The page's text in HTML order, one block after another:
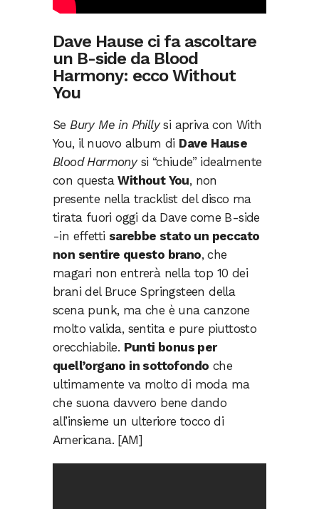
Dave Hause ci fa ascoltare
un B-side da Blood
Harmony: ecco Without
You
Se Bury Me in Phillysi apriva con With
You, il nuovo album di Dave Hause
Blood Harmonysi “chiude” idealmente
con questaWithout You, non
presente nella tracklist del disco ma
tirata fuori oggi da Dave come B-side
-in effetti sarebbe stato un peccato
non sentire questo brano, che
magari non entrerà nella top 10 dei
brani del Bruce Springsteen della
scena punk, ma che è una canzone
molto valida, sentita e pure piuttosto
orecchiabile. Punti bonus per
quell’organo in sottofondo che
ultimamente va molto di moda ma
che suona davvero bene dando
all’insieme un ulteriore tocco di
Americana. [AM]